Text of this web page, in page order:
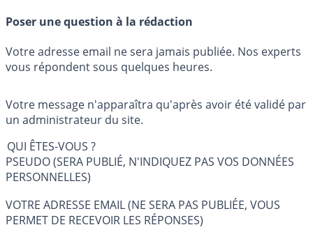
Poser une question à la rédaction
Votre adresse email ne sera jamais publiée. Nos experts
vous répondent sous quelques heures.
Votre message n'apparaîtra qu'après avoir été validé par
un administrateur du site.
QUI ÊTES-VOUS ?
PSEUDO (SERA PUBLIÉ, N'INDIQUEZ PAS VOS DONNÉES
PERSONNELLES)
VOTRE ADRESSE EMAIL (NE SERA PAS PUBLIÉE, VOUS
PERMET DE RECEVOIR LES RÉPONSES)